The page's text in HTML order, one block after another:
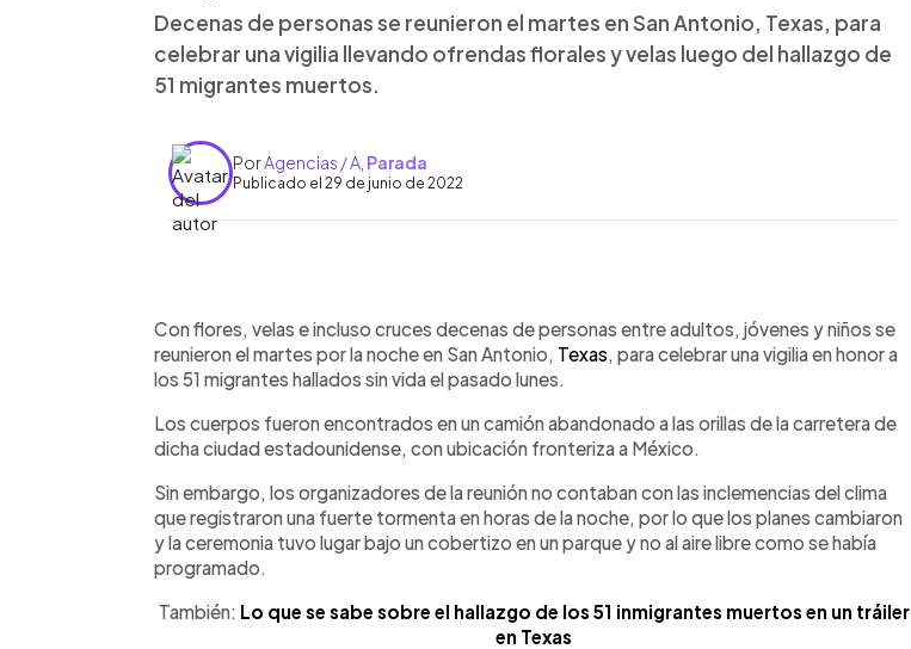
Decenas de personas se reunieron el martes en San Antonio, Texas, para
celebrar una vigilia llevando ofrendas florales y velas luego del hallazgo de
51 migrantes muertos.
PorAgencias / A Parada
Publicado el 29 de junio de 2022
Escuchar artículo
Con flores, velas e incluso cruces decenas de personas entre adultos, jóvenes y niños se
reunieron el martes por la noche en San Antonio, Texas , para celebrar una vigilia en honor a
los 51 migrantes hallados sin vida el pasado lunes.
Los cuerpos fueron encontrados en un camión abandonado a las orillas de la carretera de
dicha ciudad estadounidense, con ubicación fronteriza a México.
Sin embargo, los organizadores de la reunión no contaban con las inclemencias del clima
que registraron una fuerte tormenta en horas de la noche, por lo que los planes cambiaron
y la ceremonia tuvo lugar bajo un cobertizo en un parque y no al aire libre como se había
programado.
También: Lo que se sabe sobre el hallazgo de los 51 inmigrantes muertos en un tráiler
en Texas